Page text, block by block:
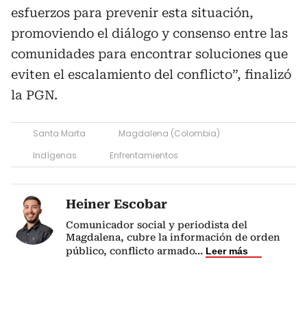
esfuerzos para prevenir esta situación,
promoviendo el diálogo y consenso entre las
comunidades para encontrar soluciones que
eviten el escalamiento del conflicto”, finalizó
la PGN.
Santa Marta
Magdalena (Colombia)
Indígenas
Enfrentamientos
Heiner Escobar
Comunicador social y periodista del
Magdalena, cubre la información de orden
público, conflicto armado... Leer más